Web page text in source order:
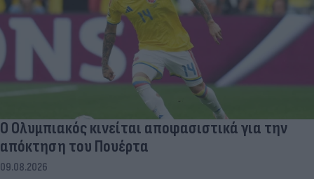
Ο Ολυμπιακός κινείται αποφασιστικά για την
απόκτηση του Πουέρτα
09.08.2026